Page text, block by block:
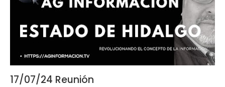
17/07/24 Reunión